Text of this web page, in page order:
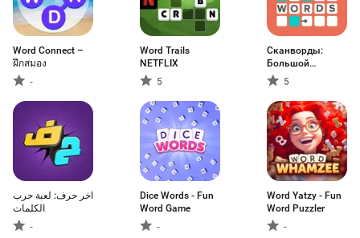
Word Connect –
ฝึกสมอง
-
Word Trails
NETFLIX
5
Сканворды:
Большой
сборник
5
اخر حرف: لعبة حرب
الكلمات
-
Dice Words - Fun
Word Game
-
Word Yatzy - Fun
Word Puzzler
-